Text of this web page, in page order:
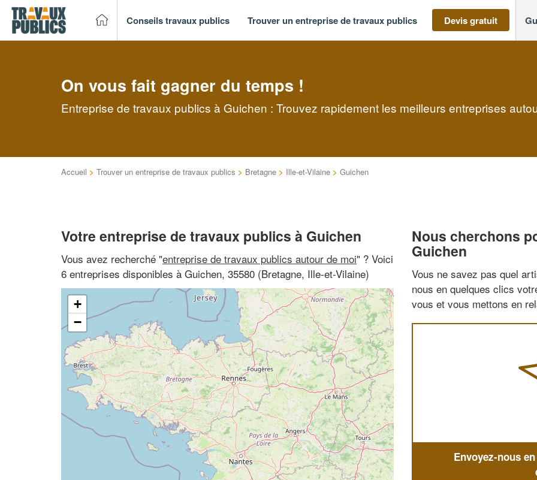
Conseils travaux publics Trouver un entreprise de travaux publics Devis gratuit
On vous fait gagner du temps !
Entreprise de travaux publics à Guichen : Trouvez rapidement les meilleurs entreprises
Accueil > Trouver un entreprise de travaux publics > Bretagne > Ille-et-Vilaine > Guichen
Votre entreprise de travaux publics à Guichen
Vous avez recherché "entreprise de travaux publics autour de moi" ? Voici
6 entreprises disponibles à Guichen, 35580 (Bretagne, Ille-et-Vilaine)
+
−
Nous cherchons
Guichen
Vous ne savez pas quel
nous en quelques clics
vous et vous mettons en
Envoyez-nous